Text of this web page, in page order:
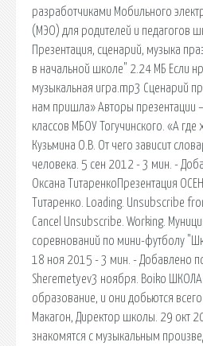
разработчиками Мобильного
(МЭО) для родителей и педагогов
Презентация, сценарий, музыка
в начальной школе" 2.24 МБ Если
музыкальная игра.mp3 Сценарий
нам пришла» Авторы презентации
классов МБОУ Тогучинского. «А где
Кузьмина О.В. От чего зависит
человека. 5 сен 2012 - 3 мин. -
Оксана ТитаренкоПрезентация
Титаренко. Loading. Unsubscribe
Cancel Unsubscribe. Working.
соревнований по мини-футболу
18 ноя 2015 - 3 мин. - Добавлено
Sheremetyev3 ноября. Boiko
образование, и они добьются
Макагон, Директор школы. 29 окт
знакомятся с музыкальным